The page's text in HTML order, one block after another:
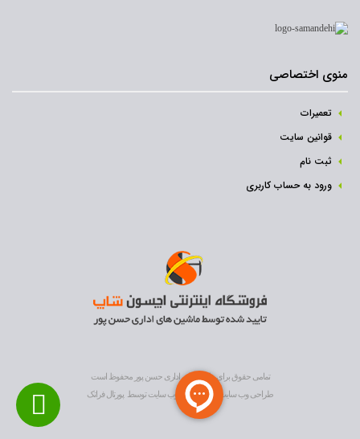
منوی اختصاصی
تعمیرات
قوانین سایت
ثبت نام‌
ورود به حساب کاربری
تمامی حقوق برای ماشین های اداری حسن پور محفوظ است
طراحی وب سایت
و بهینه سازی وب سایتتوسط پورتال فراتک